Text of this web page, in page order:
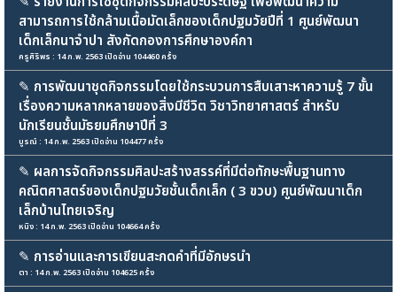
สามารถการใช้กล้ามเนื้อมัดเล็กของเด็กปฐมวัยปีที่ 1 ศูนย์พัฒนา
เด็กเล็กนาจำปา สังกัดกองการศึกษาองค์กา
ครูศิริพร : 14 ก.พ. 2563 เปิดอ่าน 104460 ครั้ง
✎ การพัฒนาชุดกิจกรรมโดยใช้กระบวนการสืบเสาะหาความรู้ 7 ขั้น
เรื่องความหลากหลายของสิ่งมีชีวิต วิชาวิทยาศาสตร์ สำหรับ
นักเรียนชั้นมัธยมศึกษาปีที่ 3
บูรณ์ : 14 ก.พ. 2563 เปิดอ่าน 104477 ครั้ง
✎ ผลการจัดกิจกรรมศิลปะสร้างสรรค์ที่มีต่อทักษะพื้นฐานทาง
คณิตศาสตร์ของเด็กปฐมวัยชั้นเด็กเล็ก ( 3 ขวบ) ศูนย์พัฒนาเด็ก
เล็กบ้านไทยเจริญ
หนิง : 14 ก.พ. 2563 เปิดอ่าน 104664 ครั้ง
✎ การอ่านและการเขียนสะกดคำที่มีอักษรนำ
ตา : 14 ก.พ. 2563 เปิดอ่าน 104625 ครั้ง